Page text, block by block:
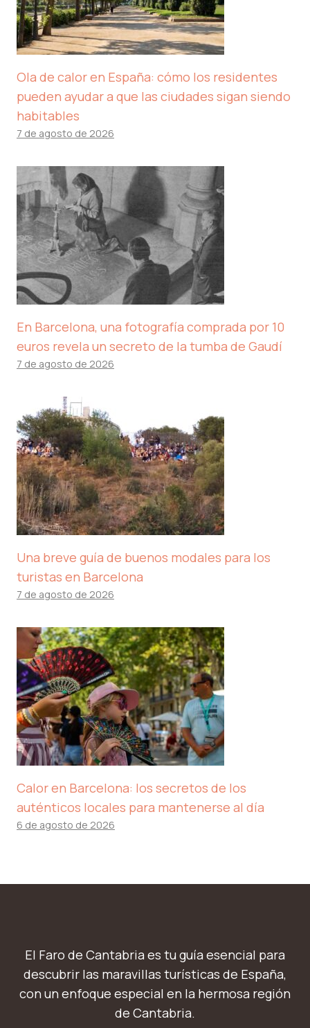
Ola de calor en España: cómo los residentes
pueden ayudar a que las ciudades sigan siendo
habitables
7 de agosto de 2026
En Barcelona, ​​una fotografía comprada por 10
euros revela un secreto de la tumba de Gaudí
7 de agosto de 2026
Una breve guía de buenos modales para los
turistas en Barcelona
7 de agosto de 2026
Calor en Barcelona: los secretos de los
auténticos locales para mantenerse al día
6 de agosto de 2026
El Faro de Cantabria es tu guía esencial para
descubrir las maravillas turísticas de España,
con un enfoque especial en la hermosa región
de Cantabria.